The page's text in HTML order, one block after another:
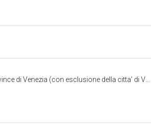
e dei Comuni della Gronda lagunare) Belluno Padova e Treviso